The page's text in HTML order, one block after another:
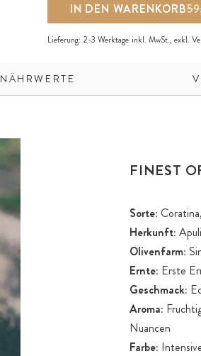
IN DEN WARENKORB
Lieferung: 2-3 Werktage inkl. MwSt., exkl.
NÄHRWERTE
FINEST
Sorte:
Herkunft:
Olivenfarm:
Ernte: Erste
Geschmack:
Aroma:
Nuancen
Farbe: